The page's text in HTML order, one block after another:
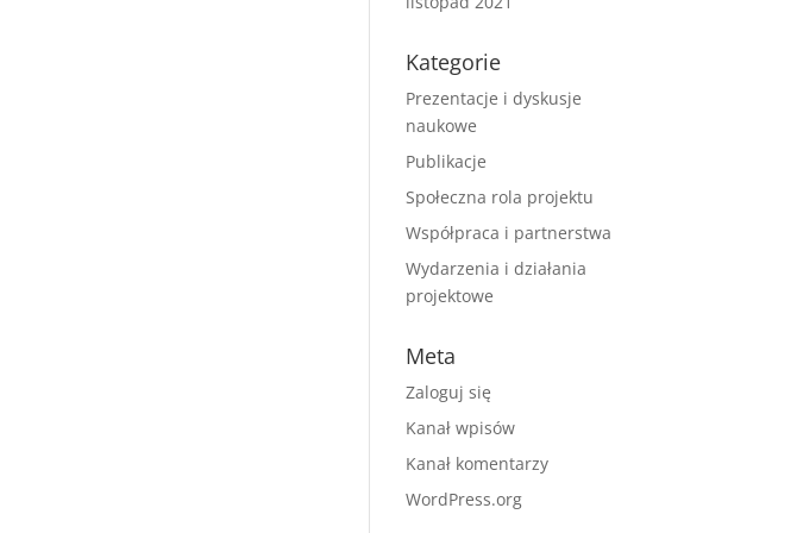
Kategorie
Prezentacje i dyskusje
naukowe
Publikacje
Społeczna rola projektu
Współpraca i partnerstwa
Wydarzenia i działania
projektowe
Meta
Zaloguj się
Kanał wpisów
Kanał komentarzy
WordPress.org